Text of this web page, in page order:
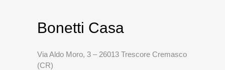
Bonetti Casa
Via Aldo Moro, 3 – 26013 Trescore Cremasco
(CR)